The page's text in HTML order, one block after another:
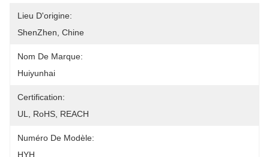
Lieu D'origine:
ShenZhen, Chine
Nom De Marque:
Huiyunhai
Certification:
UL, RoHS, REACH
Numéro De Modèle:
HYH